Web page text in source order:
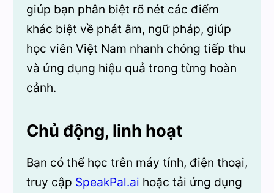
giúp bạn phân biệt rõ nét các điểm
khác biệt về phát âm, ngữ pháp, giúp
học viên Việt Nam nhanh chóng tiếp thu
và ứng dụng hiệu quả trong từng hoàn
cảnh.
Chủ động, linh hoạt
Bạn có thể học trên máy tính, điện thoại,
truy cập SpeakPal.ai hoặc tải ứng dụng